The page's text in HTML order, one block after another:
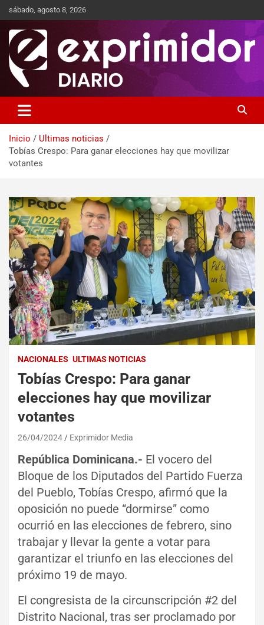
sábado, agosto 8, 2026
Exprimidor media
Inicio
Ultimas noticias
Tobías Crespo: Para ganar elecciones hay que movilizar
votantes
NACIONALES ULTIMAS NOTICIAS
Tobías Crespo: Para ganar
elecciones hay que movilizar
votantes
26/04/2024 Exprimidor Media
República Dominicana.- El vocero del
Bloque de los Diputados del Partido Fuerza
del Pueblo, Tobías Crespo, afirmó que la
oposición no puede “dormirse” como
ocurrió en las elecciones de febrero, sino
trabajar y llevar la gente a votar para
garantizar el triunfo en las elecciones del
próximo 19 de mayo.
El congresista de la circunscripción #2 del
Distrito Nacional, tras ser proclamado por